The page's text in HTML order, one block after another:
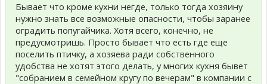
Бывает что кроме кухни негде, только тогда хозяину
нужно знать все возможные опасности, чтобы заранее
оградить попугайчика. Хотя всего, конечно, не
предусмотришь. Просто бывает что есть где еще
поселить птичку, а хозяева ради собственного
удобства не хотят этого делать, у многих кухня бывет
"собранием в семейном кругу по вечерам" в компании с